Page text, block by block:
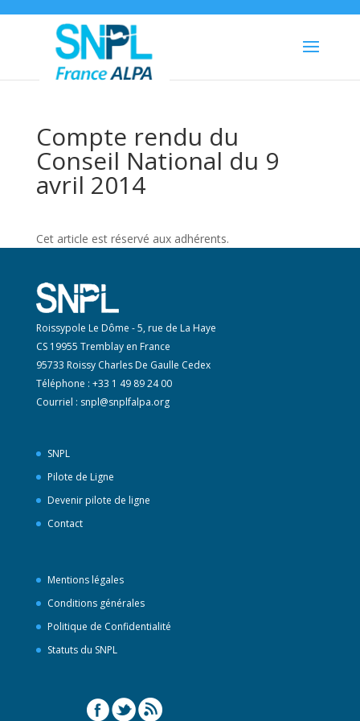
Compte rendu du
Conseil National du 9
avril 2014
Cet article est réservé aux adhérents.
Roissypole Le Dôme - 5, rue de La Haye
CS 19955 Tremblay en France
95733 Roissy Charles De Gaulle Cedex
Téléphone : +33 1 49 89 24 00
Courriel : snpl@snplfalpa.org
SNPL
Pilote de Ligne
Devenir pilote de ligne
Contact
Mentions légales
Conditions générales
Politique de Confidentialité
Statuts du SNPL